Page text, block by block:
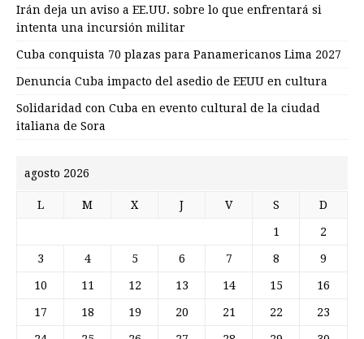
Irán deja un aviso a EE.UU. sobre lo que enfrentará si
intenta una incursión militar
Cuba conquista 70 plazas para Panamericanos Lima 2027
Denuncia Cuba impacto del asedio de EEUU en cultura
Solidaridad con Cuba en evento cultural de la ciudad
italiana de Sora
agosto 2026
L M X J V S D
1 2
3 4 5 6 7 8 9
10 11 12 13 14 15 16
17 18 19 20 21 22 23